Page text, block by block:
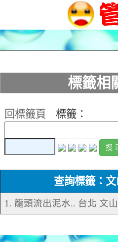
標籤相
回標籤頁
標籤：
查詢標籤：
1. 龍頭流出泥水.. 台北 文